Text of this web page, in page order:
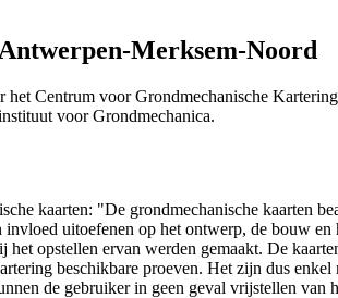
Merksem-Noord
het Centrum voor Grondmechanische
voor Grondmechanica.
kaarten: "De grondmechanische kaarten
uitoefenen op het ontwerp, de bouw
opstellen ervan werden gemaakt. De
beschikbare proeven. Het zijn dus
de gebruiker in geen geval vrijstellen